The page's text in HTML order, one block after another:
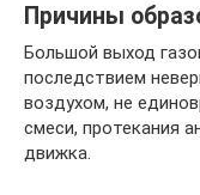
Причины
Большой выход
последствием
воздухом, не
смеси, протекания
движка.